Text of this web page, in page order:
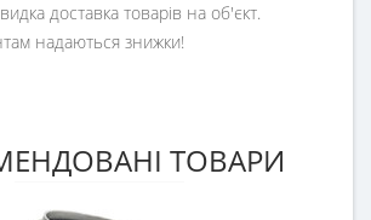
доставка товарів на об'єкт.
надаються знижки!
ТОВАРИ